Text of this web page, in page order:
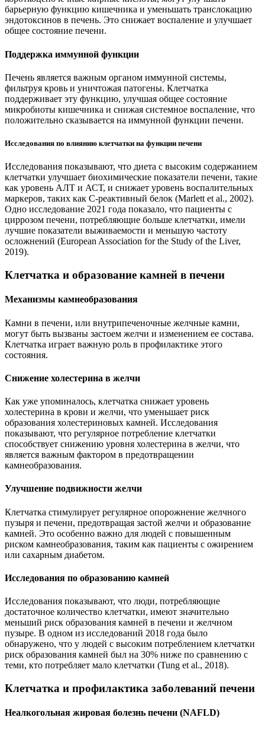
барьерную функцию кишечника и уменьшать транслокацию
эндотоксинов в печень. Это снижает воспаление и улучшает
общее состояние печени.
Поддержка иммунной функции
Печень является важным органом иммунной системы,
фильтруя кровь и уничтожая патогены. Клетчатка
поддерживает эту функцию, улучшая общее состояние
микробиоты кишечника и снижая системное воспаление, что
положительно сказывается на иммунной функции печени.
Исследования по влиянию клетчатки на функции печени
Исследования показывают, что диета с высоким содержанием
клетчатки улучшает биохимические показатели печени, такие
как уровень АЛТ и АСТ, и снижает уровень воспалительных
маркеров, таких как С-реактивный белок (Marlett et al., 2002).
Одно исследование 2021 года показало, что пациенты с
циррозом печени, потребляющие больше клетчатки, имели
лучшие показатели выживаемости и меньшую частоту
осложнений (European Association for the Study of the Liver,
2019).
Клетчатка и образование камней в печени
Механизмы камнеобразования
Камни в печени, или внутрипеченочные желчные камни,
могут быть вызваны застоем желчи и изменением ее состава.
Клетчатка играет важную роль в профилактике этого
состояния.
Снижение холестерина в желчи
Как уже упоминалось, клетчатка снижает уровень
холестерина в крови и желчи, что уменьшает риск
образования холестериновых камней. Исследования
показывают, что регулярное потребление клетчатки
способствует снижению уровня холестерина в желчи, что
является важным фактором в предотвращении
камнеобразования.
Улучшение подвижности желчи
Клетчатка стимулирует регулярное опорожнение желчного
пузыря и печени, предотвращая застой желчи и образование
камней. Это особенно важно для людей с повышенным
риском камнеобразования, таким как пациенты с ожирением
или сахарным диабетом.
Исследования по образованию камней
Исследования показывают, что люди, потребляющие
достаточное количество клетчатки, имеют значительно
меньший риск образования камней в печени и желчном
пузыре. В одном из исследований 2018 года было
обнаружено, что у людей с высоким потреблением клетчатки
риск образования камней был на 30% ниже по сравнению с
теми, кто потребляет мало клетчатки (Tung et al., 2018).
Клетчатка и профилактика заболеваний печени
Неалкогольная жировая болезнь печени (NAFLD)